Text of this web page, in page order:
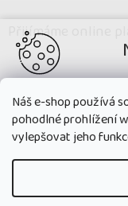
Náš e-shop používá
pohodlné prohlížení
vylepšovat jeho
Přijímáme online
Potřebujeme
zobrazovaný obsah
přesně to, co
nikdy neslouží